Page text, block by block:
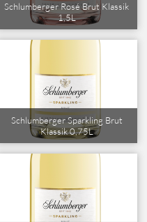
Schlumberger Rosé Brut Klassik
1,5L
Schlumberger Sparkling Brut
Klassik 0,75L